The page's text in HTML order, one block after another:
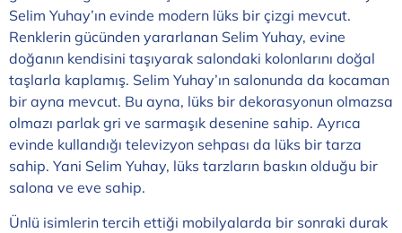
Selim Yuhay’ın evinde modern lüks bir çizgi mevcut.
Renklerin gücünden yararlanan Selim Yuhay, evine
doğanın kendisini taşıyarak salondaki kolonlarını doğal
taşlarla kaplamış. Selim Yuhay’ın salonunda da kocaman
bir ayna mevcut. Bu ayna, lüks bir dekorasyonun olmazsa
olmazı parlak gri ve sarmaşık desenine sahip. Ayrıca
evinde kullandığı televizyon sehpası da lüks bir tarza
sahip. Yani Selim Yuhay, lüks tarzların baskın olduğu bir
salona ve eve sahip.
Ünlü isimlerin tercih ettiği mobilyalarda bir sonraki durak